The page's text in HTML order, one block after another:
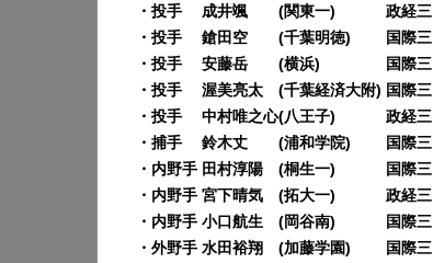
・投手 成井颯 (関東一) 政経三
・投手 鎗田空 (千葉明徳) 国際三
・投手 安藤岳 (横浜) 国際三
・投手 渥美亮太 (千葉経済大附) 国際三
・投手 中村唯之心(八王子) 政経三
・捕手 鈴木丈 (浦和学院) 国際三
・内野手 田村淳陽 (桐生一) 国際三
・内野手 宮下晴気 (拓大一) 政経三
・内野手 小口航生 (岡谷南) 国際三
・外野手 水田裕翔 (加藤学園) 国際三